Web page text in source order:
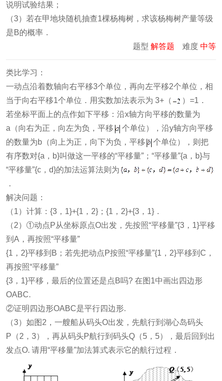
说明试验结果；
（3）若在甲地块随机抽查1棵杨梅树，求该杨梅树产量等级
是B的概率．
题型 解答题 难度 中等
类比学习：
一动点沿着数轴向右平移3个单位，再向左平移2个单位，相
当于向右平移1个单位．用实数加法表示为 3+（
）=1．
若坐标平面上的点作如下平移：沿x轴方向平移的数量为
a（向右为正，向左为负，平移
个单位），沿y轴方向平移
的数量为b（向上为正，向下为负，平移
个单位），则把
有序数对{a，b}叫做这一平移的“平移量”；“平移量”{a，b}与
“平移量”{c，d}的加法运算法则为
．
解决问题：
（1）计算：{3，1}+{1，2}；{1，2}+{3，1}．
（2）①动点P从坐标原点O出发，先按照“平移量”{3，1}平移
到A，再按照“平移量”
{1，2}平移到B；若先把动点P按照“平移量”{1，2}平移到C，
再按照“平移量”
{3，1}平移，最后的位置还是点B吗? 在图1中画出四边形
OABC.
②证明四边形OABC是平行四边形.
（3）如图2，一艘船从码头O出发，先航行到湖心岛码头
P（2，3），再从码头P航行到码头Q（5，5），最后回到出
发点O. 请用“平移量”加法算式表示它的航行过程．